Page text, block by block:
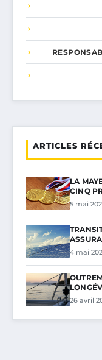
ARTICLES
LA
CINQ
5 mai
4 mai
26 avril